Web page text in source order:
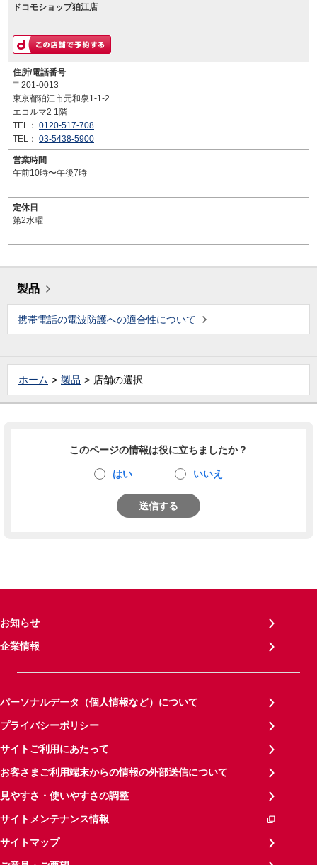
ドコモショップ狛江店
住所/電話番号
〒201-0013
東京都狛江市元和泉1-1-2
エコルマ2 1階
TEL： 0120-517-708
TEL： 03-5438-5900
営業時間
午前10時〜午後7時
定休日
第2水曜
製品
携帯電話の電波防護への適合性について
ホーム 製品 店舗の選択
このページの情報は役に立ちましたか？
はい いいえ
送信する
お知らせ
企業情報
パーソナルデータ（個人情報など）について
プライバシーポリシー
サイトご利用にあたって
お客さまご利用端末からの情報の外部送信について
見やすさ・使いやすさの調整
サイトメンテナンス情報
サイトマップ